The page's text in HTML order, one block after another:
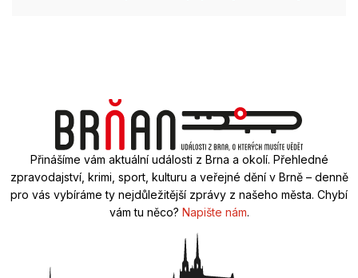
Přinášíme vám aktuální události z Brna a okolí. Přehledné
zpravodajství, krimi, sport, kulturu a veřejné dění v Brně – denně
pro vás vybíráme ty nejdůležitější zprávy z našeho města. Chybí
vám tu něco? Napište nám.